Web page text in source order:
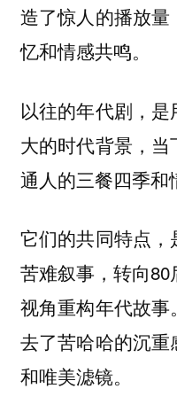
造了惊人的播放
忆和情感共鸣。
以往的年代剧，
大的时代背景，
通人的三餐四季和
它们的共同特点
苦难叙事，转向
视角重构年代故
去了苦哈哈的沉
和唯美滤镜。